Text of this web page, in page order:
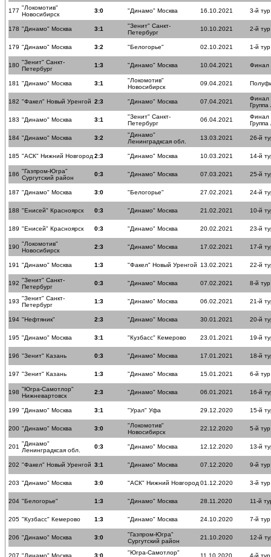
177 "Локомотив"
Новосибирск
3:0 "Динамо" Москва 16.10.2021 3-й тур
178 "Динамо" Москва 3:1
"Зенит" Санкт-
Петербург
10.10.2021 2-й тур
179 "Динамо" Москва 3:2 "Белогорье" 02.10.2021 1-й тур
180 "Зенит" Санкт-
Петербург
1:3 "Динамо" Москва 10.04.2021 Финал
181 "Динамо" Москва 3:1
"Локомотив"
Новосибирск
09.04.2021
182 "Факел" Новый Уренгой 2:3 "Динамо" Москва 07.04.2021
Финал
Группа
183 "Динамо" Москва 3:1
"Зенит" Санкт-
Петербург
06.04.2021
Финал
Группа
184 "Динамо" Москва 3:2
"Динамо"
Ленинградксая обл.
13.03.2021 26-й
185 "АСК" Нижний Новгород 2:3 "Динамо" Москва 10.03.2021 14-й
186 "Газпром-Югра"
Сургутский район
0:3 "Динамо" Москва 07.03.2021 25-й
187 "Динамо" Москва 3:0 "Белогорье" 27.02.2021 24-й
188 "Енисей" Красноярск 0:3 "Динамо" Москва 21.02.2021 10-й
189 "Енисей" Красноярск 0:3 "Динамо" Москва 20.02.2021 23-й
190 "Локомотив"
Новосибирск
2:3 "Динамо" Москва 17.02.2021 17-й
191 "Динамо" Москва 1:3 "Факел" Новый Уренгой 13.02.2021 22-й
192 "Зенит" Санкт-
Петербург
0:3 "Динамо" Москва 07.02.2021 8-й тур
193 "Зенит" Санкт-
Петербург
1:3 "Динамо" Москва 06.02.2021 21-й
194 "Нефтяник" 2:3 "Динамо" Москва 30.01.2021 20-й
195 "Динамо" Москва 3:1 "Кузбасс" Кемерово 23.01.2021 19-й
196 "Зенит" Казань 0:3 "Динамо" Москва 17.01.2021 18-й
197 "Зенит" Казань 1:3 "Динамо" Москва 15.01.2021 6-й тур
198 "Югра-Самотлор"
Нижневартовск
2:3 "Динамо" Москва 06.01.2021 16-й
199 "Динамо" Москва 3:1 "Урал" Уфа 29.12.2020 15-й
200 "Динамо" Москва 3:0
"Локомотив"
Новосибирск
22.12.2020 5-й тур
201 "Динамо"
Ленинградксая обл.
0:3 "Динамо" Москва 12.12.2020 13-й
202 "Факел" Новый Уренгой 3:1 "Динамо" Москва 07.12.2020 9-й тур
203 "Динамо" Москва 3:0 "АСК" Нижний Новгород 01.12.2020 3-й тур
204 "Белогорье" 1:3 "Динамо" Москва 28.11.2020 11-й
205 "Кузбасс" Кемерово 1:3 "Динамо" Москва 24.10.2020 7-й тур
206 "Динамо" Москва 3:0
"Газпром-Югра"
Сургутский район
21.10.2020 12-й
207 "Динамо" Москва 3:0
"Югра-Самотлор"
11.10.2020 4-й тур